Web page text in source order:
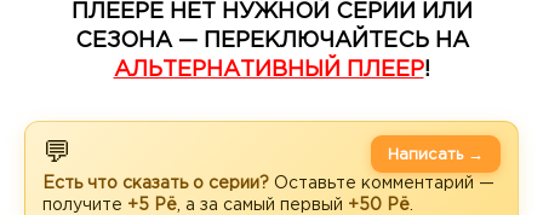
ПЛЕЕРЕ НЕТ НУЖНОЙ СЕРИИ ИЛИ
СЕЗОНА — ПЕРЕКЛЮЧАЙТЕСЬ НА
АЛЬТЕРНАТИВНЫЙ ПЛЕЕР!
💬
Есть что сказать о серии? Оставьте комментарий —
получите +5 Рё , а за самый первый +50 Рё
Написать →